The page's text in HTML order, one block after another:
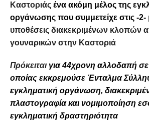
Καστοριάςένα ακόμη μέλος της
οργάνωσης που συμμετείχε στις -2-
υποθέσεις διακεκριμένων κλοπών
γουναρικών στην Καστοριά
Πρόκειταιγια 44χρονη αλλοδαπή
οποίας εκκρεμούσε Ένταλμα
εγκληματική οργάνωση,
πλαστογραφία και νομιμοποίηση
εγκληματική δραστηριότητα